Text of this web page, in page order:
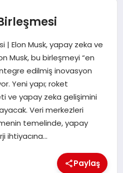
| Elon Musk, yapay zeka ve
Musk, bu birleşmeyi “en
edilmiş inovasyon
Yeni yapı; roket
ve yapay zeka gelişimini
Veri merkezleri
temelinde, yapay
ihtiyacına…
Paylaş